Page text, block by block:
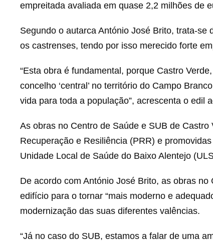
empreitada avaliada em quase 2,2 milhões de
Segundo o autarca António José Brito, trata-se
os castrenses, tendo por isso merecido forte
“Esta obra é fundamental, porque Castro
concelho ‘central’ no território do Campo
vida para toda a população”, acrescenta o edil
As obras no Centro de Saúde e SUB de
Recuperação e Resiliência (PRR) e
Unidade Local de Saúde do Baixo Alentejo
De acordo com António José Brito, as obras
edifício para o tornar “mais moderno e
modernização das suas diferentes valências.
“Já no caso do SUB, estamos a falar de uma